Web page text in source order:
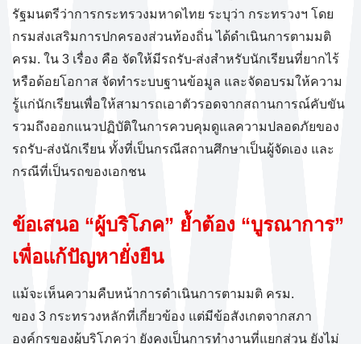
รัฐมนตรีว่าการกระทรวงมหาดไทย ระบุว่า กระทรวงฯ โดย
กรมส่งเสริมการปกครองส่วนท้องถิ่น ได้ดำเนินการตามมติ
ครม. ใน 3 เรื่อง คือ จัดให้มีรถรับ-ส่งสำหรับนักเรียนที่ยากไร้
หรือด้อยโอกาส จัดทำระบบฐานข้อมูล และจัดอบรมให้ความ
รู้แก่นักเรียนเพื่อให้สามารถเอาตัวรอดจากสถานการณ์คับขัน
รวมถึงออกแนวปฏิบัติในการควบคุมดูแลความปลอดภัยของ
รถรับ-ส่งนักเรียน ทั้งที่เป็นกรณีสถานศึกษาเป็นผู้จัดเอง และ
กรณีที่เป็นรถของเอกชน
ข้อเสนอ “ผู้บริโภค” ย้ำต้อง “บูรณาการ”
เพื่อแก้ปัญหายั่งยืน
แม้จะเห็นความคืบหน้าการดำเนินการตามมติ ครม.
ของ 3 กระทรวงหลักที่เกี่ยวข้อง แต่มีข้อสังเกตจากสภา
องค์กรของผู้บริโภคว่า ยังคงเป็นการทำงานที่แยกส่วน ยังไม่